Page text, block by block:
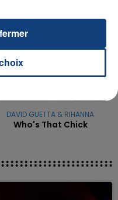
DAVID GUETTA & RIHANNA
Who's That Chick